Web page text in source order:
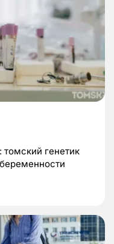
генетик